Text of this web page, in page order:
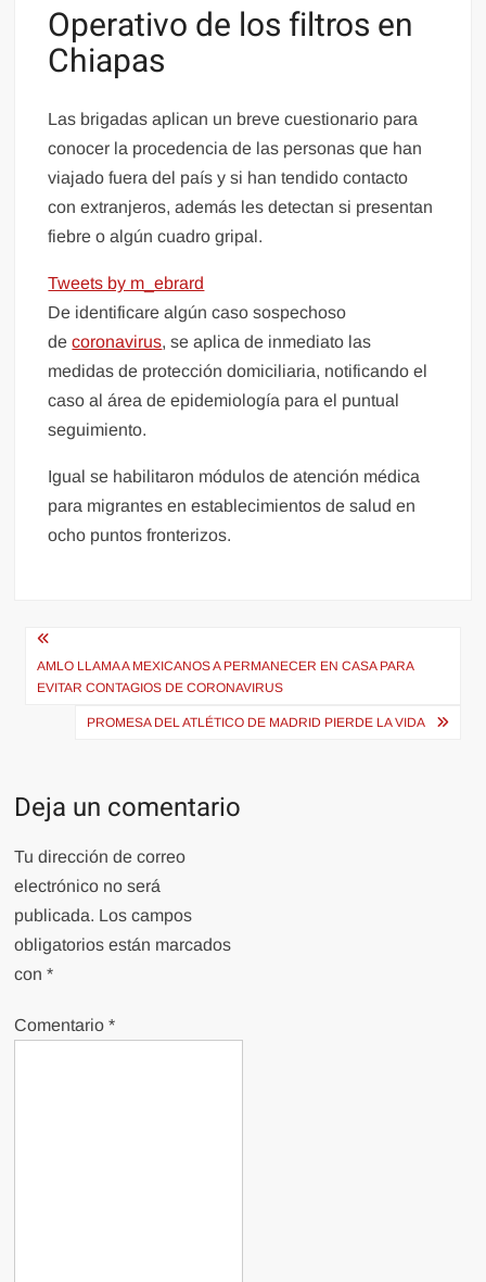
Operativo de los filtros en
Chiapas
Las brigadas aplican un breve cuestionario para
conocer la procedencia de las personas que han
viajado fuera del país y si han tendido contacto
con extranjeros, además les detectan si presentan
fiebre o algún cuadro gripal.
Tweets by m_ebrard
De identificare algún caso sospechoso
decoronavirus, se aplica de inmediato las
medidas de protección domiciliaria, notificando el
caso al área de epidemiología para el puntual
seguimiento.
Igual se habilitaron módulos de atención médica
para migrantes en establecimientos de salud en
ocho puntos fronterizos.
Navegación
de
entradas
AMLO LLAMA A MEXICANOS A PERMANECER EN CASA PARA
EVITAR CONTAGIOS DE CORONAVIRUS
PROMESA DEL ATLÉTICO DE MADRID PIERDE LA VIDA
Deja un comentario
Tu dirección de correo
electrónico no será
publicada. Los campos
obligatorios están marcados
con*
Comentario*